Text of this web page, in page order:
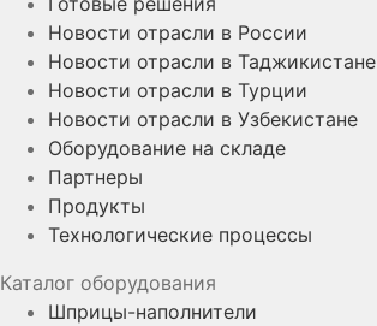
Новости отрасли в России
Новости отрасли в Таджикистане
Новости отрасли в Турции
Новости отрасли в Узбекистане
Оборудование на складе
Партнеры
Продукты
Технологические процессы
Каталог оборудования
Шприцы-наполнители